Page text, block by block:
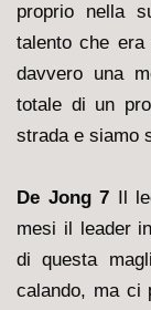
proprio nella
talento che
davvero una
totale di un
strada e siamo
De Jong 7 Il
mesi il leader
di questa
calando, ma ci